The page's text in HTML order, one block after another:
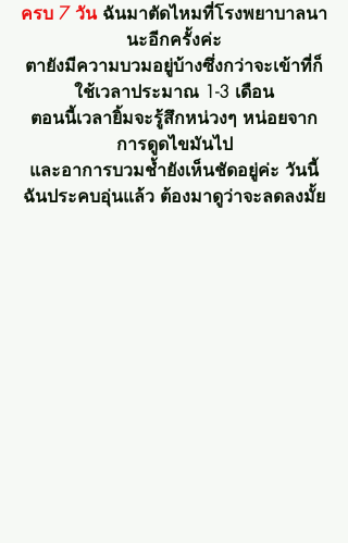
ครบ 7 วัน ฉันมาตัดไหมที่โรงพยาบาลนา
นะอีกครั้งค่ะ
ตายังมีความบวมอยู่บ้างซึ่งกว่าจะเข้าที่ก็
ใช้เวลาประมาณ 1-3 เดือน
ตอนนี้เวลายิ้มจะรู้สึกหน่วงๆ หน่อยจาก
การดูดไขมันไป
และอาการบวมช้ำยังเห็นชัดอยู่ค่ะ วันนี้
ฉันประคบอุ่นแล้ว ต้องมาดูว่าจะลดลงมั้ย